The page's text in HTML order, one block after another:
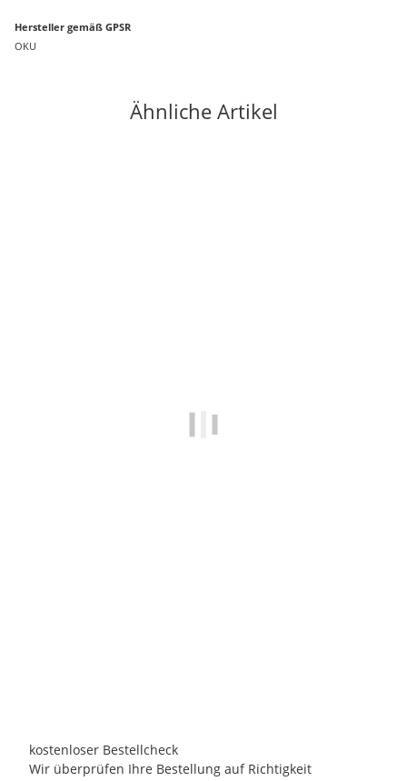
Hersteller gemäß GPSR
OKU
Ähnliche Artikel
kostenloser Bestellcheck
Wir überprüfen Ihre Bestellung auf Richtigkeit